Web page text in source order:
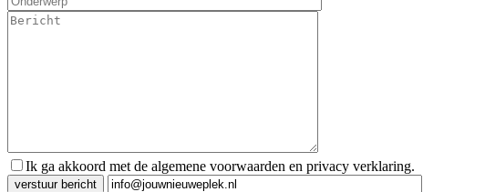
Ik ga akkoord met de algemene voorwaarden en privacy verklaring.
Gelieve dit veld leeg te laten.